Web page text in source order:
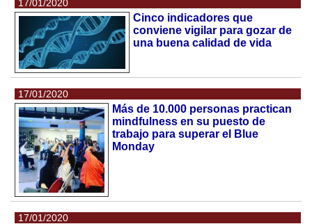
17/01/2020
Cinco indicadores que
conviene vigilar para gozar de
una buena calidad de vida
17/01/2020
Más de 10.000 personas practican
mindfulness en su puesto de
trabajo para superar el Blue
Monday
17/01/2020